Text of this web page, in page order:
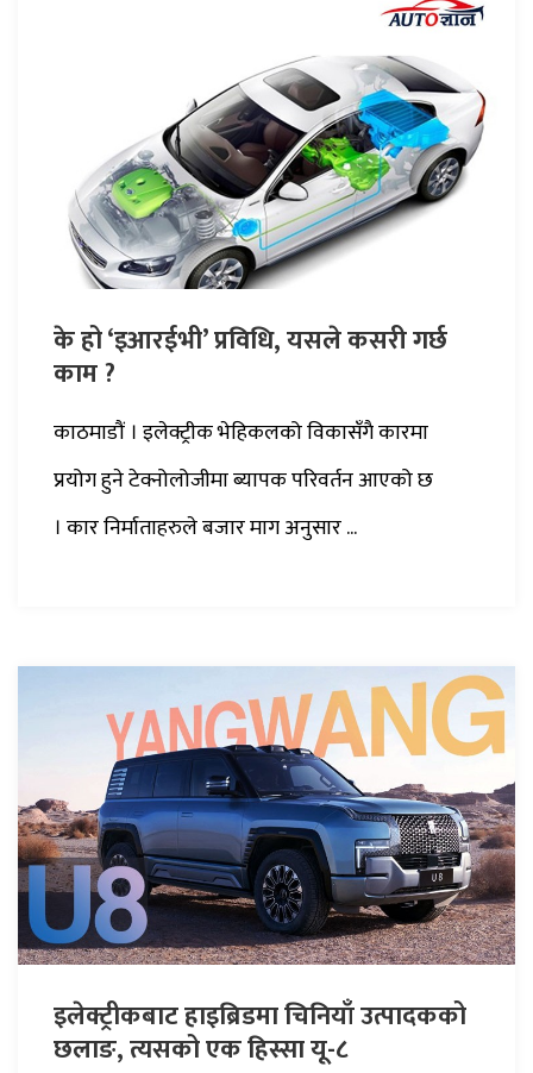
के हो ‘इआरईभी’ प्रविधि, यसले कसरी गर्छ
काम ?
काठमाडौं । इलेक्ट्रीक भेहिकलको विकासँगै कारमा
प्रयोग हुने टेक्नोलोजीमा ब्यापक परिवर्तन आएको छ
। कार निर्माताहरुले बजार माग अनुसार ...
इलेक्ट्रीकबाट हाइब्रिडमा चिनियाँ उत्पादकको
छलाङ, त्यसको एक हिस्सा यू-८